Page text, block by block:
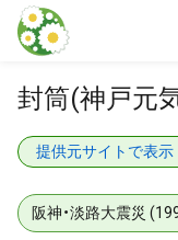
本文に飛ぶ
封筒(神戸元
提供元サイトで表示
阪神・淡路大震災